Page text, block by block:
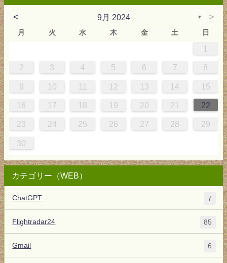
< 9月 2024 ▼ >
月 火 水 木 金 土 日
1
2 3 4 5 6 7 8
9 10 11 12 13 14 15
16 17 18 19 20 21 22
23 24 25 26 27 28 29
30
カテゴリー（WEB）
ChatGPT 7
Flightradar24 85
Gmail 6